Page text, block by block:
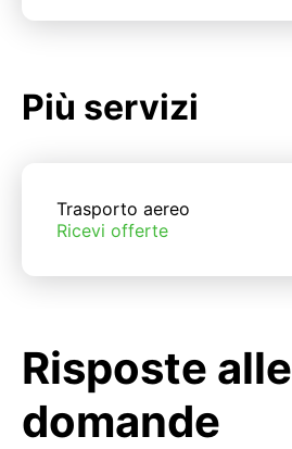
Più servizi
Trasporto aereo
Ricevi offerte
Risposte alle
domande